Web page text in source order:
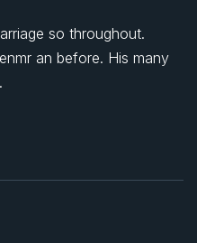
so throughout.
an before. His many